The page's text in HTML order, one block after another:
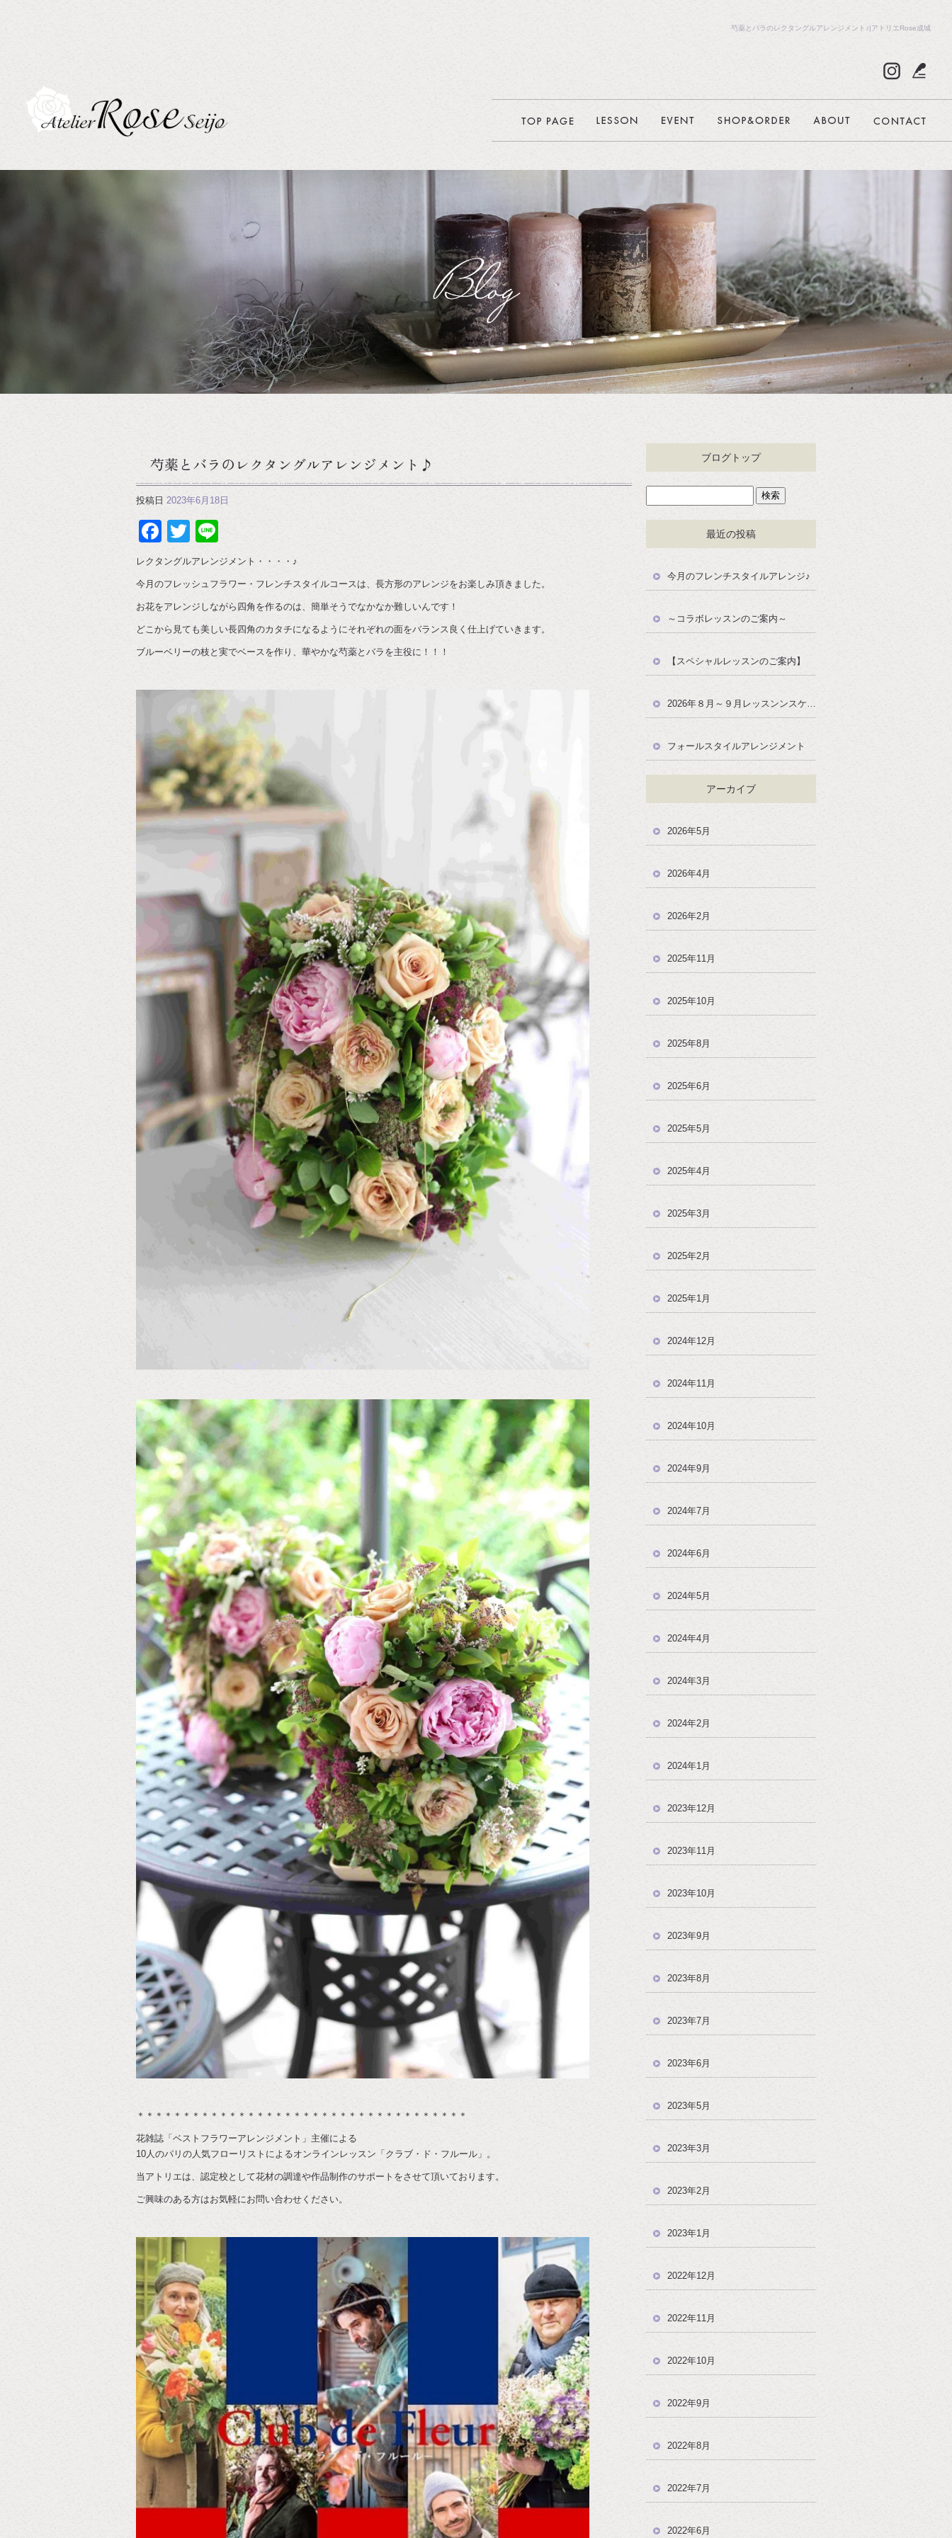
芍薬とバラのレクタングルアレンジメント♪|アトリエRose成城
芍薬とバラのレクタングルアレンジメント♪
投稿日 2023年6月18日
Facebook
Twitter
レクタングルアレンジメント・・・・♪
今月のフレッシュフラワー・フレンチスタイルコースは、長方形のアレンジをお楽しみ頂きました。
お花をアレンジしながら四角を作るのは、簡単そうでなかなか難しいんです！
どこから見ても美しい長四角のカタチになるようにそれぞれの面をバランス良く仕上げていきます。
ブルーベリーの枝と実でベースを作り、華やかな芍薬とバラを主役に！！！
＊＊＊＊＊＊＊＊＊＊＊＊＊＊＊＊＊＊＊＊＊＊＊＊＊＊＊＊＊＊＊＊＊＊＊＊
花雑誌「ベストフラワーアレンジメント」主催による
10人のパリの人気フローリストによるオンラインレッスン「クラブ・ド・フルール」。
当アトリエは、認定校として花材の調達や作品制作のサポートをさせて頂いております。
ご興味のある方はお気軽にお問い合わせください。
ブログトップ
最近の投稿
今月のフレンチスタイルアレンジ♪
～コラボレッスンのご案内～
【スペシャルレッスンのご案内】
フォールスタイルアレンジメント
アーカイブ
2026年5月
2026年4月
2026年2月
2025年11月
2025年10月
2025年8月
2025年6月
2025年5月
2025年4月
2025年3月
2025年2月
2025年1月
2024年12月
2024年11月
2024年10月
2024年9月
2024年7月
2024年6月
2024年5月
2024年4月
2024年3月
2024年2月
2024年1月
2023年12月
2023年11月
2023年10月
2023年9月
2023年8月
2023年7月
2023年6月
2023年5月
2023年3月
2023年2月
2023年1月
2022年12月
2022年11月
2022年10月
2022年9月
2022年8月
2022年7月
2022年6月